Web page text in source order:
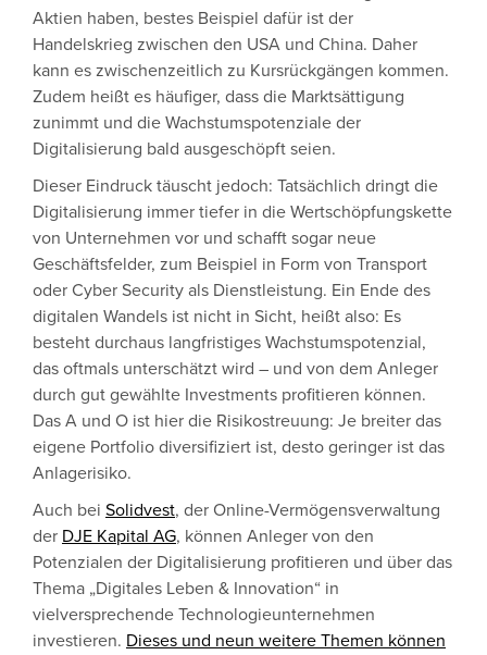
Aktien haben, bestes Beispiel dafür ist der
Handelskrieg zwischen den USA und China. Daher
kann es zwischenzeitlich zu Kursrückgängen kommen.
Zudem heißt es häufiger, dass die Marktsättigung
zunimmt und die Wachstumspotenziale der
Digitalisierung bald ausgeschöpft seien.
Dieser Eindruck täuscht jedoch: Tatsächlich dringt die
Digitalisierung immer tiefer in die Wertschöpfungskette
von Unternehmen vor und schafft sogar neue
Geschäftsfelder, zum Beispiel in Form von Transport
oder Cyber Security als Dienstleistung. Ein Ende des
digitalen Wandels ist nicht in Sicht, heißt also: Es
besteht durchaus langfristiges Wachstumspotenzial,
das oftmals unterschätzt wird – und von dem Anleger
durch gut gewählte Investments profitieren können.
Das A und O ist hier die Risikostreuung: Je breiter das
eigene Portfolio diversifiziert ist, desto geringer ist das
Anlagerisiko.
Auch bei Solidvest, der Online-Vermögensverwaltung
der DJE Kapital AG, können Anleger von den
Potenzialen der Digitalisierung profitieren und über das
Thema „Digitales Leben & Innovation“ in
vielversprechende Technologieunternehmen
investieren. Dieses und neun weitere Themen können